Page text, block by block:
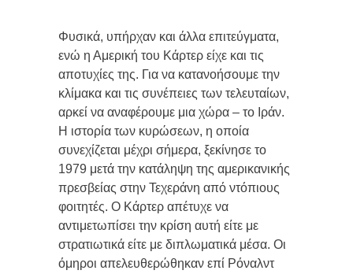
Φυσικά, υπήρχαν και άλλα επιτεύγματα,
ενώ η Αμερική του Κάρτερ είχε και τις
αποτυχίες της. Για να κατανοήσουμε την
κλίμακα και τις συνέπειες των τελευταίων,
αρκεί να αναφέρουμε μια χώρα – το Ιράν.
Η ιστορία των κυρώσεων, η οποία
συνεχίζεται μέχρι σήμερα, ξεκίνησε το
1979 μετά την κατάληψη της αμερικανικής
πρεσβείας στην Τεχεράνη από ντόπιους
φοιτητές. Ο Κάρτερ απέτυχε να
αντιμετωπίσει την κρίση αυτή είτε με
στρατιωτικά είτε με διπλωματικά μέσα. Οι
όμηροι απελευθερώθηκαν επί Ρόναλντ